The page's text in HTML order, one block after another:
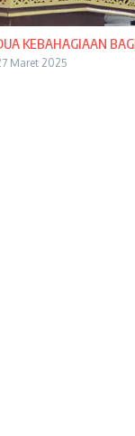
KEBAHAGIAAN
Maret 2025